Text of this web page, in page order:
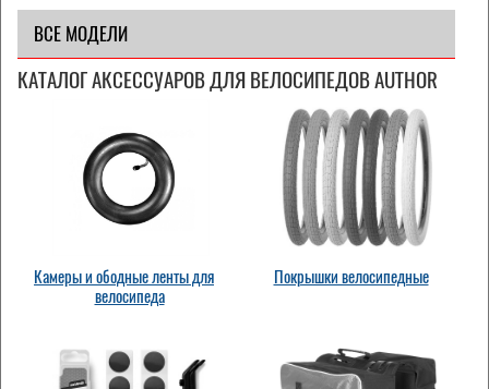
ВСЕ МОДЕЛИ
КАТАЛОГ АКСЕССУАРОВ ДЛЯ ВЕЛОСИПЕДОВ AUTHOR
Камеры и ободные ленты для
велосипеда
Покрышки велосипедные